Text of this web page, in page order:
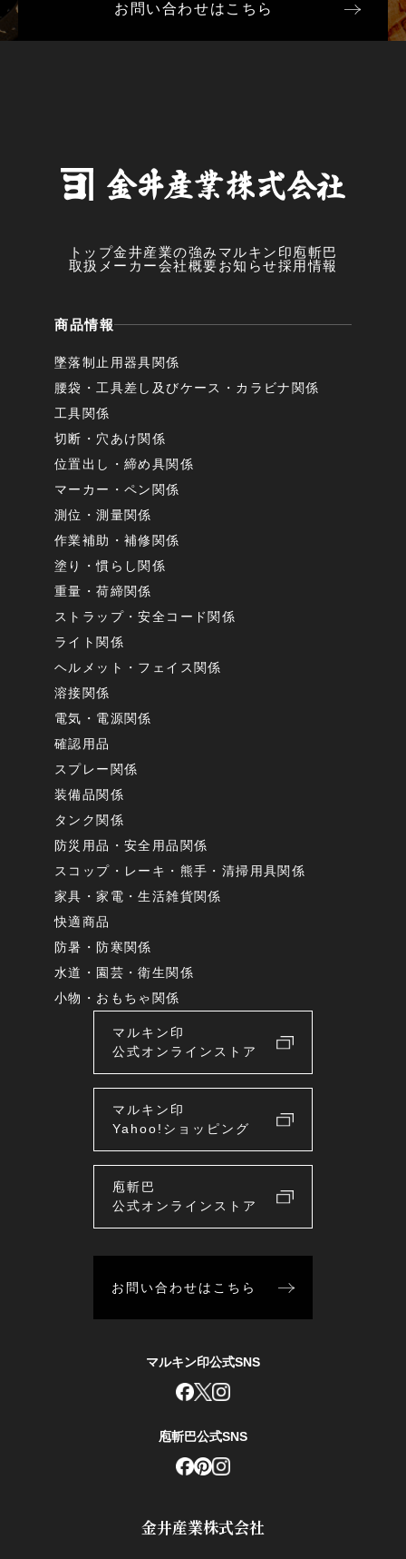
お問い合わせはこちら
金井産業株式会社
トップ金井産業の強み マルキン印 庖斬巴
取扱メーカー会社概要お知らせ採用情報
商品情報
墜落制止用器具関係
腰袋・工具差し及びケース・カラビナ関係
工具関係
切断・穴あけ関係
位置出し・締め具関係
マーカー・ペン関係
測位・測量関係
作業補助・補修関係
塗り・慣らし関係
重量・荷締関係
ストラップ・安全コード関係
ライト関係
ヘルメット・フェイス関係
溶接関係
電気・電源関係
確認用品
スプレー関係
装備品関係
タンク関係
防災用品・安全用品関係
スコップ・レーキ・熊手・清掃用具関係
家具・家電・生活雑貨関係
快適商品
防暑・防寒関係
水道・園芸・衛生関係
小物・おもちゃ関係
マルキン印
公式オンラインストア
マルキン印
Yahoo!ショッピング
庖斬巴
公式オンラインストア
お問い合わせはこちら
マルキン印公式SNS
庖斬巴公式SNS